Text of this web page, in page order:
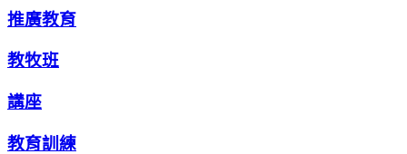
推廣教育
教牧班
講座
教育訓練